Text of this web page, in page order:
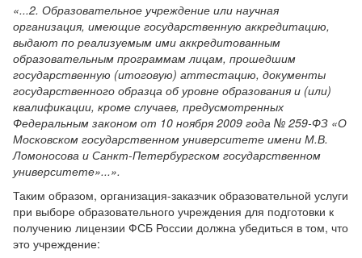
«...2. Образовательное учреждение или научная
организация, имеющие государственную аккредитацию,
выдают по реализуемым ими аккредитованным
образовательным программам лицам, прошедшим
государственную (итоговую) аттестацию, документы
государственного образца об уровне образования и (или)
квалификации, кроме случаев, предусмотренных
Федеральным законом от 10 ноября 2009 года № 259-ФЗ «О
Московском государственном университете имени М.В.
Ломоносова и Санкт-Петербургском государственном
университете»...».
Таким образом, организация-заказчик образовательной услуги
при выборе образовательного учреждения для подготовки к
получению лицензии ФСБ России должна убедиться в том, что
это учреждение: